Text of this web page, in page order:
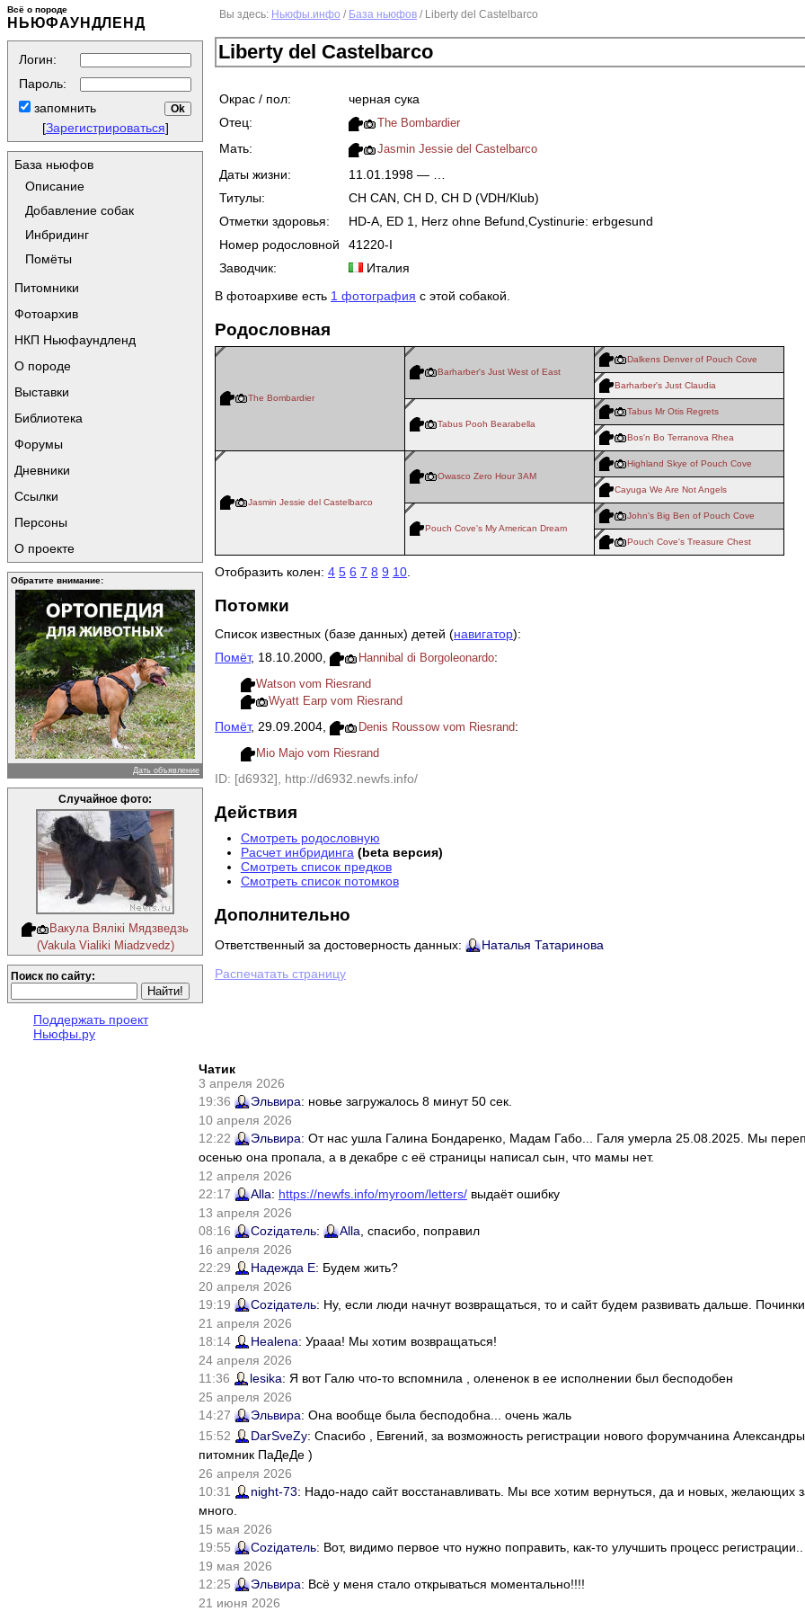
Всё о породе
НЬЮФАУНДЛЕНД
Логин:
Пароль:
запомнить
[Зарегистрироваться]
База ньюфов
Описание
Добавление собак
Инбридинг
Помёты
Питомники
Фотоархив
НКП Ньюфаундленд
О породе
Выставки
Библиотека
Форумы
Дневники
Ссылки
Персоны
О проекте
Обратите внимание:
Дать объявление
Случайное фото:
Вакула Вялiкi Мядзведзь
(Vakula Vialiki Miadzvedz)
Поиск по сайту:
Поддержать проект
Ньюфы.ру
Вы здесь: Ньюфы.инфо / База ньюфов / Liberty del Castelbarco
Liberty del Castelbarco
Окрас / пол:
черная сука
Отец:
The Bombardier
Мать: Jasmin Jessie del Castelbarco
Даты жизни:
11.01.1998 — …
Титулы:
CH CAN, CH D, CH D (VDH/Klub)
Отметки здоровья:
HD-A, ED 1, Herz ohne Befund,Cystinurie: erbgesund
Номер родословной
41220-I
Заводчик:
Италия
В фотоархиве есть 1 фотография с этой собакой.
Родословная
The Bombardier
Barharber's Just West of East
Dalkens Denver of Pouch Cove
Barharber's Just Claudia
Tabus Pooh Bearabella
Tabus Mr Otis Regrets
Bos'n Bo Terranova Rhea
Jasmin Jessie del Castelbarco
Owasco Zero Hour 3AM
Highland Skye of Pouch Cove
Cayuga We Are Not Angels
Pouch Cove's My American Dream
John's Big Ben of Pouch Cove
Pouch Cove's Treasure Chest
Отобразить колен: 4 5 6 7 8 9 10.
Потомки
Список известных (базе данных) детей (навигатор):
Помёт, 18.10.2000, Hannibal di Borgoleonardo:
Watson vom Riesrand
Wyatt Earp vom Riesrand
Помёт, 29.09.2004, Denis Roussow vom Riesrand:
Mio Majo vom Riesrand
ID: [d6932], http://d6932.newfs.info/
Действия
Смотреть родословную
Расчет инбридинга (beta версия)
Смотреть список предков
Смотреть список потомков
Дополнительно
Ответственный за достоверность данных: Наталья Татаринова
Распечатать страницу
Чатик
3 апреля 2026
19:36
Эльвира: новье загружалось 8 минут 50 сек.
10 апреля 2026
12:22
Эльвира: От нас ушла Галина Бондаренко, Мадам Габо... Галя умерла 25.08.2025. Мы
осенью она пропала, а в декабре с её страницы написал сын, что мамы нет.
12 апреля 2026
22:17
Alla: https://newfs.info/myroom/letters/ выдаёт ошибку
13 апреля 2026
08:16
Соziдатель: Alla , спасибо, поправил
16 апреля 2026
22:29
Надежда Е: Будем жить?
20 апреля 2026
19:19
Соziдатель: Ну, если люди начнут возвращаться, то и сайт будем развивать дальше.
21 апреля 2026
18:14
Healena: Урааа! Мы хотим возвращаться!
24 апреля 2026
11:36
lesika: Я вот Галю что-то вспомнила , олененок в ее исполнении был бесподобен
25 апреля 2026
14:27
Эльвира: Она вообще была бесподобна... очень жаль
15:52
DarSveZy: Спасибо , Евгений, за возможность регистрации нового форумчанина
питомник ПаДеДе )
26 апреля 2026
10:31
night-73: Надо-надо сайт восстанавливать. Мы все хотим вернуться, да и новых, желающих
много.
15 мая 2026
19:55
Соziдатель: Вот, видимо первое что нужно поправить, как-то улучшить процесс регистрации..
19 мая 2026
12:25
Эльвира: Всё у меня стало открываться моментально!!!!
21 июня 2026